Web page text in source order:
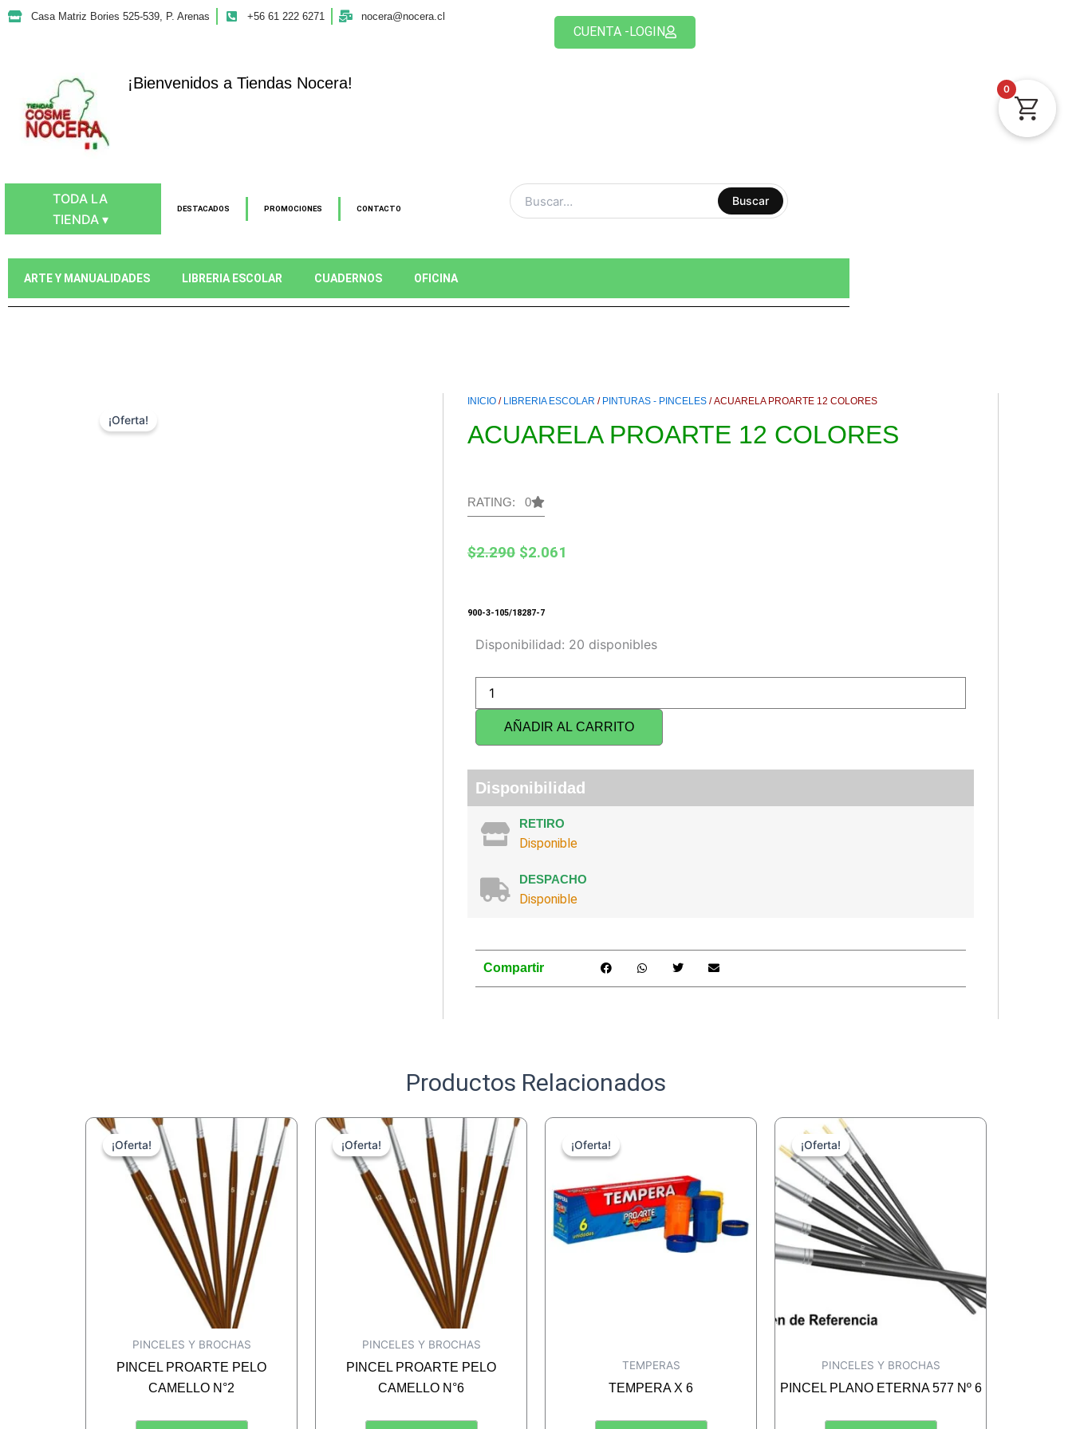
Casa Matriz Bories 525-539, P. Arenas +56 61 222 6271 nocera@nocera.cl
CUENTA -LOGIN
¡Bienvenidos a Tiendas Nocera!
TODA LA
TIENDA ▾
DESTACADOS PROMOCIONES CONTACTO
Buscar
ARTE Y MANUALIDADES LIBRERIA ESCOLAR CUADERNOS OFICINA
¡Oferta!
INICIO / LIBRERIA ESCOLAR / PINTURAS - PINCELES / ACUARELA PROARTE 12 COLORES
ACUARELA PROARTE 12 COLORES
RATING: 0
$2.290 El
$2.290.
$2.061
$2.061.
900-3-105/18287-7
Disponibilidad: 20 disponibles
ACUARELA
PROARTE
COLORES
AÑADIR AL CARRITO
Disponibilidad
RETIRO
Disponible
DESPACHO
Disponible
Compartir
Productos Relacionados
¡Oferta!
¡Oferta!
PINCELES Y BROCHAS
PINCEL PROARTE PELO
CAMELLO N°2
¡Oferta!
¡Oferta!
PINCELES Y BROCHAS
PINCEL PROARTE PELO
CAMELLO N°6
¡Oferta!
¡Oferta!
TEMPERAS
TEMPERA X 6
¡Oferta!
¡Oferta!
PINCELES Y BROCHAS
PINCEL PLANO ETERNA 577 Nº 6
0